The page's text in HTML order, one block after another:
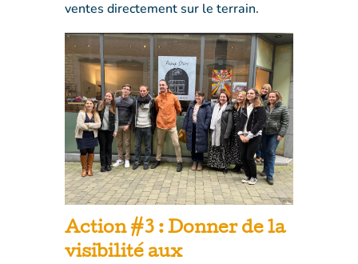
ventes directement sur le terrain.
Action #3 : Donner de la
visibilité aux